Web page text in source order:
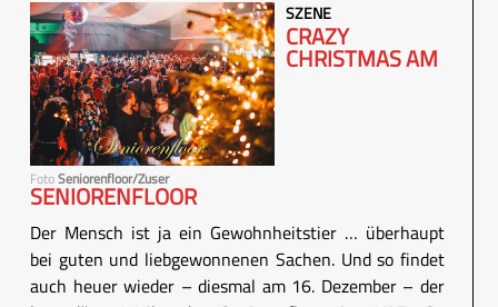
FotoSeniorenfloor/Zuser
SZENE
CRAZY
CHRISTMAS AM
SENIORENFLOOR
Der Mensch ist ja ein Gewohnheitstier … überhaupt
bei guten und liebgewonnenen Sachen. Und so findet
auch heuer wieder – diesmal am 16. Dezember – der